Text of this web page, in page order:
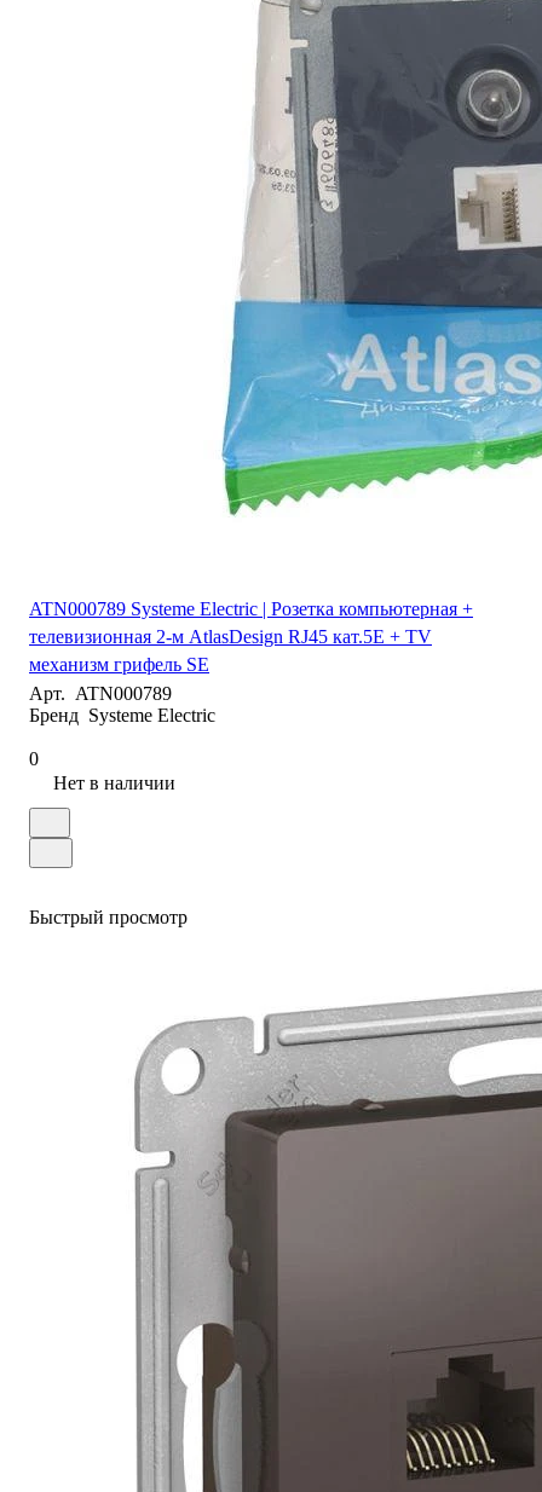
ATN000789 Systeme Electric | Розетка компьютерная +
телевизионная 2-м AtlasDesign RJ45 кат.5E + TV
механизм грифель SE
Арт. ATN000789
Бренд Systeme Electric
0
Нет в наличии
Быстрый просмотр